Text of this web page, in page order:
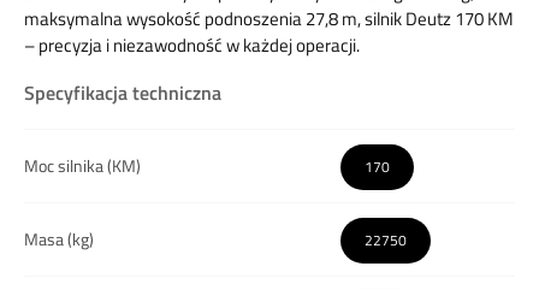
maksymalna wysokość podnoszenia 27,8 m, silnik Deutz 170 KM
– precyzja i niezawodność w każdej operacji.
Specyfikacja techniczna
Moc silnika (KM) 170
Masa (kg) 22750